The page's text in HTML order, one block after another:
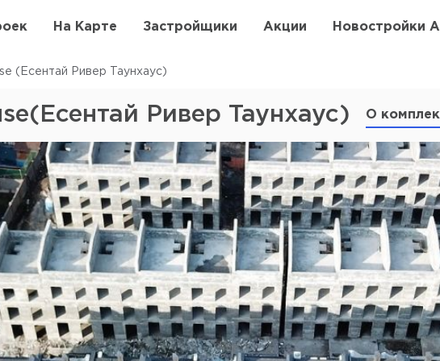
На Карте Застройщики Акции Новостройки
(Есентай Ривер Таунхаус)
Ривер Таунхаус) О